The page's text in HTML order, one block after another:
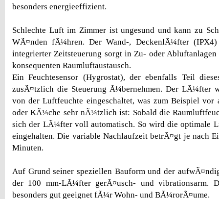
besonders energieeffizient.
Schlechte Luft im Zimmer ist ungesund und kann zu
WÃ¤nden fÃ¼hren. Der Wand-, DeckenlÃ¼fter
integrierter Zeitsteuerung sorgt in Zu- oder
konsequenten Raumluftaustausch.
Ein Feuchtesensor (Hygrostat), der ebenfalls Teil
zusÃ¤tzlich die Steuerung Ã¼bernehmen. Der LÃ¼fter
von der Luftfeuchte eingeschaltet, was zum Beispiel vor
oder KÃ¼che sehr nÃ¼tzlich ist: Sobald die
sich der LÃ¼fter voll automatisch. So wird die optimale
eingehalten. Die variable Nachlaufzeit betrÃ¤gt je nach
Minuten.
Auf Grund seiner speziellen Bauform und der
der 100 mm-LÃ¼fter gerÃ¤usch- und vibrationsarm.
besonders gut geeignet fÃ¼r Wohn- und BÃ¼rorÃ¤ume.